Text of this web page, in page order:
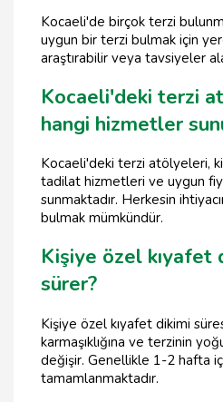
Kocaeli'de birçok terzi
uygun bir terzi bulmak için
araştırabilir veya tavsiyeler
Kocaeli'deki terzi
hangi hizmetler
Kocaeli'deki terzi atölyeleri,
tadilat hizmetleri ve uygun
sunmaktadır. Herkesin
bulmak mümkündür.
Kişiye özel kıyafet
sürer?
Kişiye özel kıyafet dikimi
karmaşıklığına ve terzinin
değişir. Genellikle 1-2 hafta
tamamlanmaktadır.